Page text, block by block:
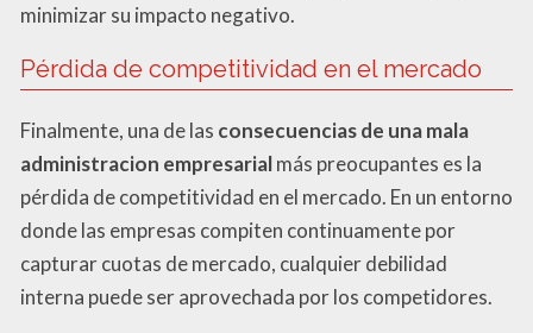
minimizar su impacto negativo.
Pérdida de competitividad en el mercado
Finalmente, una de las consecuencias de una mala
administracion empresarialmás preocupantes es la
pérdida de competitividad en el mercado. En un entorno
donde las empresas compiten continuamente por
capturar cuotas de mercado, cualquier debilidad
interna puede ser aprovechada por los competidores.